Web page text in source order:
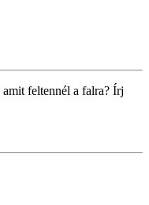
feltennél a falra? Írj